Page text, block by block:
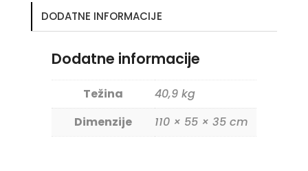
DODATNE INFORMACIJE
Dodatne informacije
Težina
40,9 kg
Dimenzije
110 × 55 × 35 cm